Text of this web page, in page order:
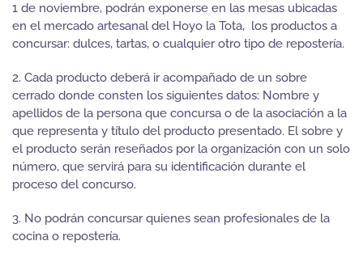
1 de noviembre, podrán exponerse en las mesas ubicadas
en el mercado artesanal del Hoyo la Tota, los productos a
concursar: dulces, tartas, o cualquier otro tipo de repostería.
2. Cada producto deberá ir acompañado de un sobre
cerrado donde consten los siguientes datos: Nombre y
apellidos de la persona que concursa o de la asociación a la
que representa y título del producto presentado. El sobre y
el producto serán reseñados por la organización con un solo
número, que servirá para su identificación durante el
proceso del concurso.
3. No podrán concursar quienes sean profesionales de la
cocina o repostería.